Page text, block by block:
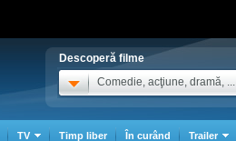
Descoperă filme
Comedie, acţiune, dramă, ...
TV Timp liber În curând Trailer